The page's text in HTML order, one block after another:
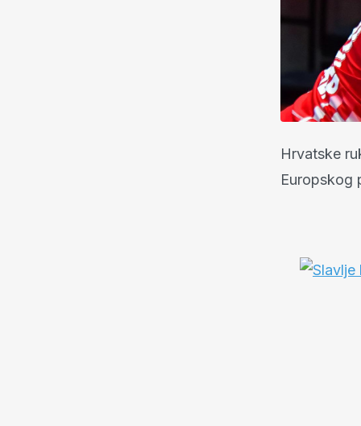
Hrvatske
Europskog